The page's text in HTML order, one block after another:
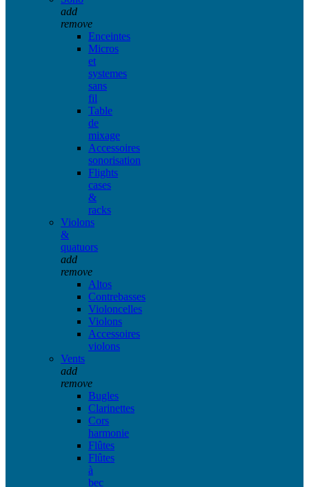
add
remove
Enceintes
Micros
et
systemes
sans
fil
Table
de
mixage
Accessoires
sonorisation
Flights
cases
&
racks
Violons
&
quatuors
add
remove
Altos
Contrebasses
Violoncelles
Violons
Accessoires
violons
Vents
add
remove
Bugles
Clarinettes
Cors
harmonie
Flûtes
Flûtes
à
bec